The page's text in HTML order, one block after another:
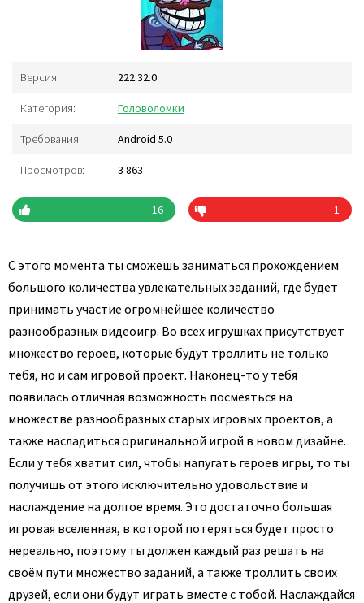
Версия: 222.32.0
Категория: Головоломки
Требования: Android 5.0
Просмотров: 3 863
16 1
С этого момента ты сможешь заниматься прохождением
большого количества увлекательных заданий, где будет
принимать участие огромнейшее количество
разнообразных видеоигр. Во всех игрушках присутствует
множество героев, которые будут троллить не только
тебя, но и сам игровой проект. Наконец-то у тебя
появилась отличная возможность посмеяться на
множестве разнообразных старых игровых проектов, а
также насладиться оригинальной игрой в новом дизайне.
Если у тебя хватит сил, чтобы напугать героев игры, то ты
получишь от этого исключительно удовольствие и
наслаждение на долгое время. Это достаточно большая
игровая вселенная, в которой потеряться будет просто
нереально, поэтому ты должен каждый раз решать на
своём пути множество заданий, а также троллить своих
друзей, если они будут играть вместе с тобой. Наслаждайся